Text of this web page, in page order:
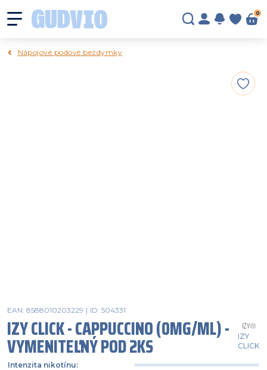
0
Nápojové podové bezdymky
EAN: 8588010203229 | ID: 504331
IZY CLICK - CAPPUCCINO (0MG/ML) -
VYMENITEĽNÝ POD 2KS
IZY
CLICK
Intenzita nikotínu: